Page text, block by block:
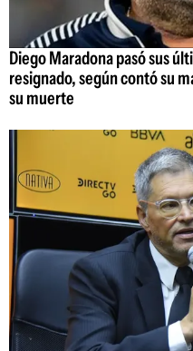
Diego Maradona pasó sus
resignado, según contó su
su muerte